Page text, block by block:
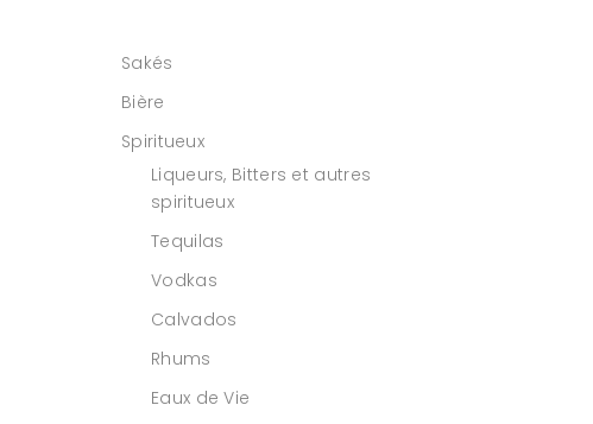
Sakés
Bière
Spiritueux
Liqueurs, Bitters et autres
spiritueux
Tequilas
Vodkas
Calvados
Rhums
Eaux de Vie